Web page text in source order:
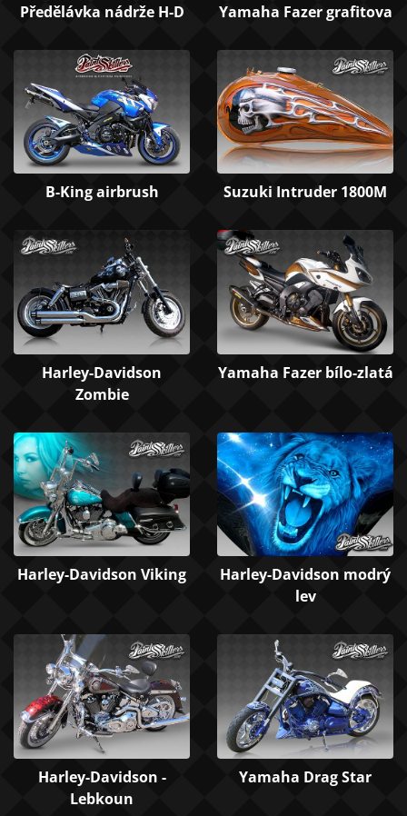
Předělávka nádrže H-D Yamaha Fazer grafitova
B-King airbrush Suzuki Intruder 1800M
Harley-Davidson
Zombie
Yamaha Fazer bílo-zlatá
Harley-Davidson Viking
Harley-Davidson modrý
lev
Harley-Davidson -
Lebkoun
Yamaha Drag Star